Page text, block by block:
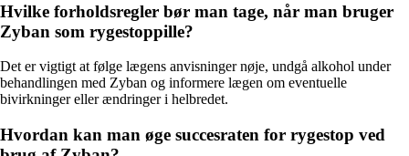
Hvilke forholdsregler bør man tage, når man bruger
Zyban som rygestoppille?
Det er vigtigt at følge lægens anvisninger nøje, undgå alkohol under
behandlingen med Zyban og informere lægen om eventuelle
bivirkninger eller ændringer i helbredet.
Hvordan kan man øge succesraten for rygestop ved